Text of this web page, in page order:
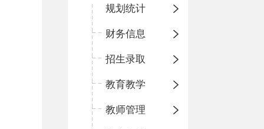
规划统计
财务信息
招生录取
教育教学
教师管理